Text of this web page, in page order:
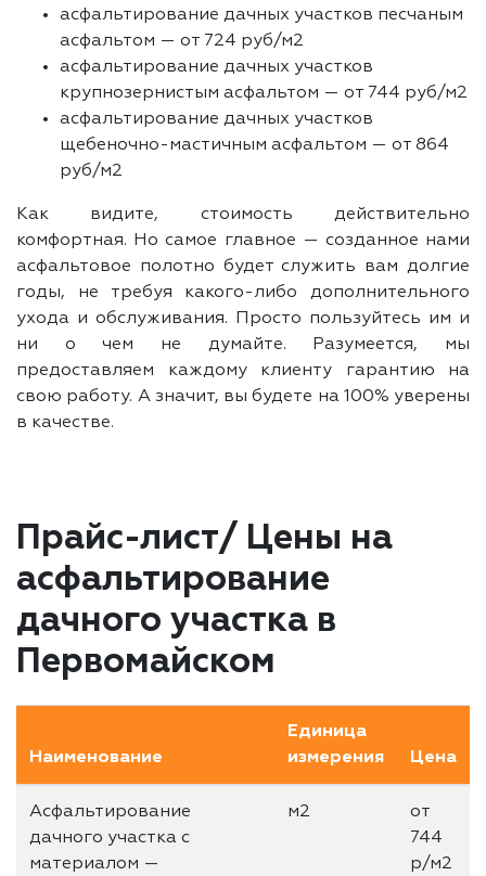
асфальтирование дачных участков песчаным
асфальтом — от 724 руб/м2
асфальтирование дачных участков
крупнозернистым асфальтом — от 744 руб/м2
асфальтирование дачных участков
щебеночно-мастичным асфальтом — от 864
руб/м2
Как видите, стоимость действительно
комфортная. Но самое главное — созданное нами
асфальтовое полотно будет служить вам долгие
годы, не требуя какого-либо дополнительного
ухода и обслуживания. Просто пользуйтесь им и
ни о чем не думайте. Разумеется, мы
предоставляем каждому клиенту гарантию на
свою работу. А значит, вы будете на 100% уверены
в качестве.
Прайс-лист/ Цены на
асфальтирование
дачного участка в
Первомайском
Наименование
Единица
измерения
Цена
Асфальтирование
дачного участка с
материалом —
м2
от
744
р/м2